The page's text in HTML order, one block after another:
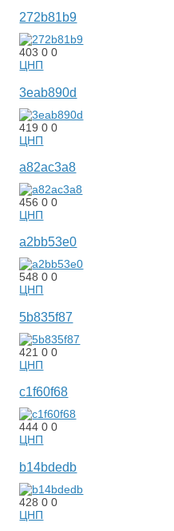
272b81b9
40300
ЦНП
3eab890d
41900
ЦНП
a82ac3a8
45600
ЦНП
a2bb53e0
54800
ЦНП
5b835f87
42100
ЦНП
c1f60f68
44400
ЦНП
b14bdedb
42800
ЦНП